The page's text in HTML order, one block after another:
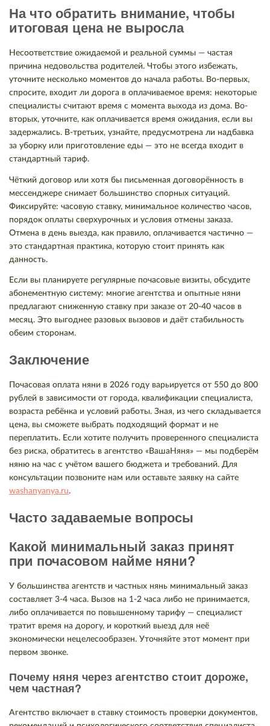
На что обратить внимание, чтобы
итоговая цена не выросла
Несоответствие ожидаемой и реальной суммы — частая
причина недовольства родителей. Чтобы этого избежать,
уточните несколько моментов до начала работы. Во-первых,
спросите, входит ли дорога в оплачиваемое время: некоторые
специалисты считают время с момента выхода из дома. Во-
вторых, уточните, как оплачивается время ожидания, если вы
задержались. В-третьих, узнайте, предусмотрена ли надбавка
за уборку или приготовление еды — это не всегда входит в
стандартный тариф.
Чёткий договор или хотя бы письменная договорённость в
мессенджере снимает большинство спорных ситуаций.
Фиксируйте: часовую ставку, минимальное количество часов,
порядок оплаты сверхурочных и условия отмены заказа.
Отмена в день выезда, как правило, оплачивается частично —
это стандартная практика, которую стоит принять как
данность.
Если вы планируете регулярные почасовые визиты, обсудите
абонементную систему: многие агентства и опытные няни
предлагают сниженную ставку при заказе от 20-40 часов в
месяц. Это выгоднее разовых вызовов и даёт стабильность
обеим сторонам.
Заключение
Почасовая оплата няни в 2026 году варьируется от 550 до 800
рублей в зависимости от города, квалификации специалиста,
возраста ребёнка и условий работы. Зная, из чего складывается
цена, вы сможете выбрать подходящий формат и не
переплатить. Если хотите получить проверенного специалиста
без риска, обратитесь в агентство «ВашаНяня» — мы подберём
няню на час с учётом вашего бюджета и требований. Для
консультации позвоните нам или оставьте заявку на сайте
washanyanya.ru.
Часто задаваемые вопросы
Какой минимальный заказ принят
при почасовом найме няни?
У большинства агентств и частных нянь минимальный заказ
составляет 3-4 часа. Вызов на 1-2 часа либо не принимается,
либо оплачивается по повышенному тарифу — специалист
тратит время на дорогу, и короткий выезд для неё
экономически нецелесообразен. Уточняйте этот момент при
первом звонке.
Почему няня через агентство стоит дороже,
чем частная?
Агентство включает в ставку стоимость проверки документов,